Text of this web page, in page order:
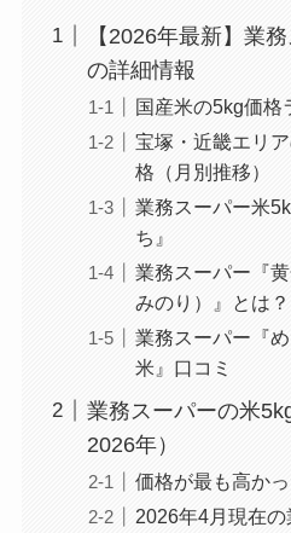
【2026年最新】業
の詳細情報
国産米の5kg価格
宝塚・近畿エリ
格（月別推移）
業務スーパー米
ち』
業務スーパー『
みのり）』とは？
業務スーパー『
米』口コミ
業務スーパーの米
2026年）
価格が最も高か
2026年4月現在